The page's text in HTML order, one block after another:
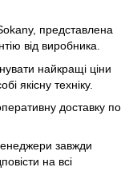
представлена
від виробника.
найкращі ціни
якісну техніку.
доставку по
завжди
на всі